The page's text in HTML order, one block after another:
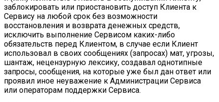
заблокировать или приостановить доступ Клиента к
Сервису на любой срок без возможности
восстановления и возврата денежных средств,
исключить выполнение Сервисом каких-либо
обязательств перед Клиентом, в случае если Клиент
использовал в своих сообщениях (запросах) мат, угрозы,
шантаж, нецензурную лексику, создавал однотипные
запросы, сообщения, на которые уже был дан ответ или
проявил иное неуважение к Администрации Сервиса
или операторам поддержки Сервиса.